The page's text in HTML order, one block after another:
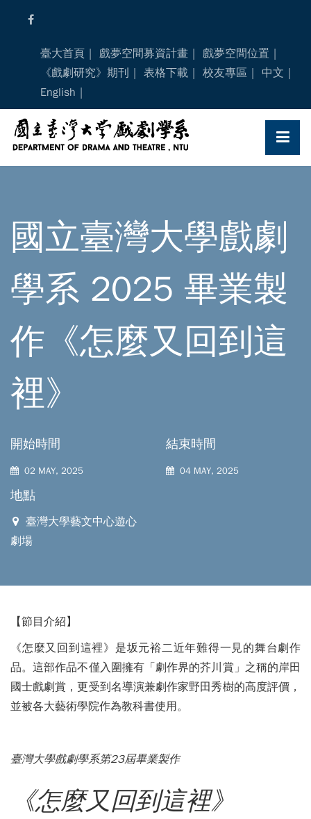
臺大首頁 戲夢空間募資計畫
戲夢空間位置
《戲劇研究》期刊
表格下載 校友專區
中文
English
國立臺灣大學戲劇
學系 2025 畢業製
作《怎麼又回到這
裡》
開始時間
02 MAY, 2025
結束時間
04 MAY, 2025
地點
臺灣⼤學藝⽂中⼼遊⼼
劇場
【節目介紹】
《怎麼又回到這裡》是坂元裕二近年難得一見的舞台劇作
品。這部作品不僅入圍擁有「劇作界的芥川賞」之稱的岸田
國士戲劇賞，更受到名導演兼劇作家野田秀樹的高度評價，
並被各大藝術學院作為教科書使用。
臺灣大學戲劇學系第23屆畢業製作
《怎麼又回到這裡》